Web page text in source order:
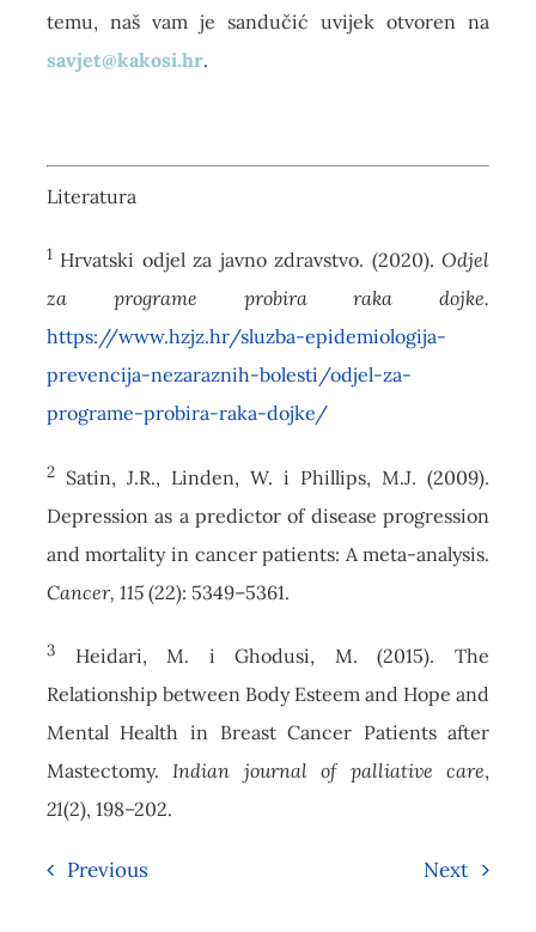
temu, naš vam je sandučić uvijek otvoren na
savjet@kakosi.hr.
Literatura
1 Hrvatski odjel za javno zdravstvo. (2020).Odjel
za programe probira raka dojke.
https://www.hzjz.hr/sluzba-epidemiologija-
prevencija-nezaraznih-bolesti/odjel-za-
programe-probira-raka-dojke/
2 Satin, J.R., Linden, W. i Phillips, M.J. (2009).
Depression as a predictor of disease progression
and mortality in cancer patients: A meta-analysis.
Cancer, 115(22): 5349–5361.
3 Heidari, M. i Ghodusi, M. (2015). The
Relationship between Body Esteem and Hope and
Mental Health in Breast Cancer Patients after
Mastectomy. Indian journal of palliative care,
21(2), 198–202.
Previous Next